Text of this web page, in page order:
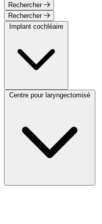
Rechercher
Rechercher
Implant cochléaire
Centre pour laryngectomisé